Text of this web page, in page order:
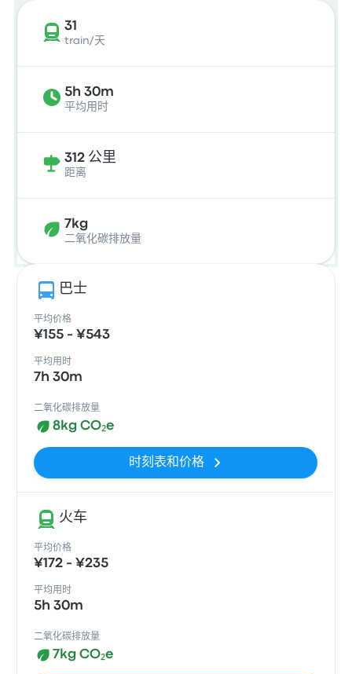
31
train/天
5h 30m
平均用时
312 公里
距离
7kg
二氧化碳排放量
巴士
平均价格
¥155 - ¥543
平均用时
7h 30m
二氧化碳排放量
8kg CO₂e
时刻表和价格
火车
平均价格
¥172 - ¥235
平均用时
5h 30m
二氧化碳排放量
7kg CO₂e